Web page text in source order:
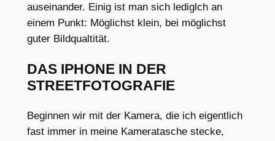
auseinander. Einig ist man sich lediglch an
einem Punkt: Möglichst klein, bei möglichst
guter Bildqualtität.
DAS IPHONE IN DER
STREETFOTOGRAFIE
Beginnen wir mit der Kamera, die ich eigentlich
fast immer in meine Kameratasche stecke,